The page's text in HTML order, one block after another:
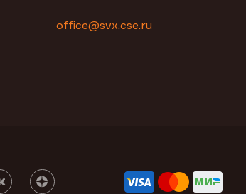
office@svx.cse.ru